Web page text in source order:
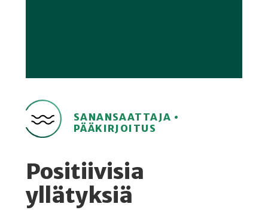
SANANSAATTAJA •
PÄÄKIRJOITUS
Positiivisia
yllätyksiä